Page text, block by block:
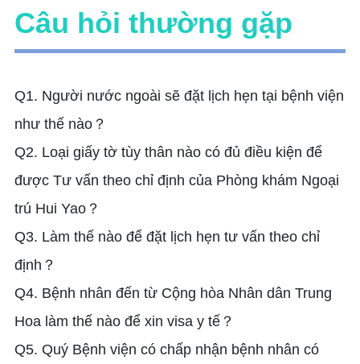
Câu hỏi thường gặp
Q1. Người nước ngoài sẽ đặt lịch hẹn tại bệnh viện
như thế nào？
Q2. Loại giấy tờ tùy thân nào có đủ điều kiện để
được Tư vấn theo chỉ định của Phòng khám Ngoại
trú Hui Yao？
Q3. Làm thế nào để đặt lịch hẹn tư vấn theo chỉ
định？
Q4. Bệnh nhân đến từ Cộng hòa Nhân dân Trung
Hoa làm thế nào để xin visa y tế？
Q5. Quý Bệnh viện có chấp nhận bệnh nhân có